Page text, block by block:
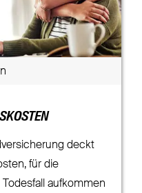
deckt
für die
aufkommen